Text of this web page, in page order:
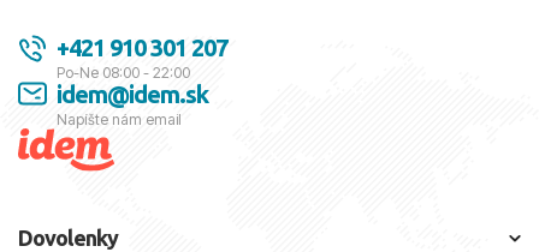
+421 910 301 207
Po-Ne 08:00 - 22:00
idem@idem.sk
Napíšte nám email
Dovolenky